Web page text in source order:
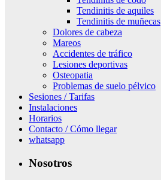
Tendinitis de aquiles
Tendinitis de muñecas
Dolores de cabeza
Mareos
Accidentes de tráfico
Lesiones deportivas
Osteopatia
Problemas de suelo pélvico
Sesiones / Tarifas
Instalaciones
Horarios
Contacto / Cómo llegar
whatsapp
Nosotros